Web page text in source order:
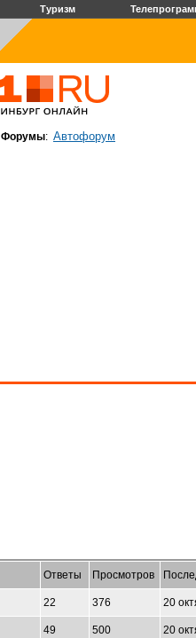
Туризм
Форумы: Автофорум
Ответы Просмотров
22 376 20
49 500 20